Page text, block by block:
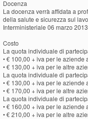
Docenza
La docenza verrà affidata a
della salute e sicurezza sul
Interministeriale 06 marzo
Costo
La quota individuale di
• € 100,00 + iva per le aziende
• € 130,00 + iva per le altre
La quota individuale di
• € 130,00 + iva per le aziende
• € 170,00 + iva per le altre
La quota individuale di
• € 160,00 + iva per le aziende
• € 210,00 + iva per le altre